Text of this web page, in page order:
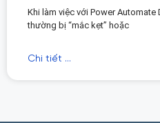
Khi làm việc với Power Automate
thường bị “mắc kẹt” hoặc
Chi tiết ...